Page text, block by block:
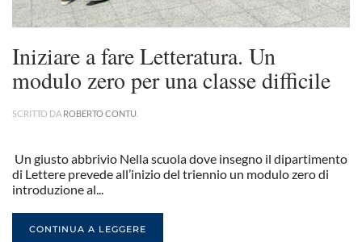
Iniziare a fare Letteratura. Un
modulo zero per una classe difficile
SCRITTO DA ROBERTO CONTU
Un giusto abbrivio Nella scuola dove insegno il dipartimento
di Lettere prevede all’inizio del triennio un modulo zero di
introduzione al...
CONTINUA A LEGGERE